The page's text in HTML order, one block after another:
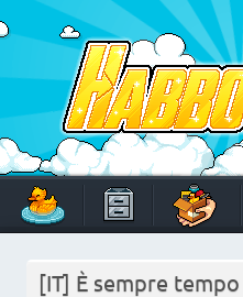
to
content
Un viaggio di pixel!
[IT] È sempre